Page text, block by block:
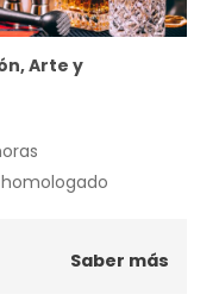
Arte y
homologado
Saber más